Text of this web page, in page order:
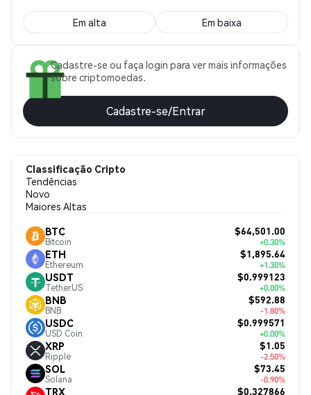
Em alta Em baixa
Cadastre-se ou faça login para ver mais informações
sobre criptomoedas.
Cadastre-se/Entrar
Classificação Cripto
Tendências
Novo
Maiores Altas
BTC
Bitcoin
$64,501.00
+0.30%
ETH
Ethereum
$1,895.64
+1.30%
USDT
TetherUS
$0.999123
+0.00%
BNB
BNB
$592.88
-1.80%
USDC
USD Coin
$0.999571
+0.00%
XRP
Ripple
$1.05
-2.50%
SOL
Solana
$73.45
-0.90%
TRX $0.327866